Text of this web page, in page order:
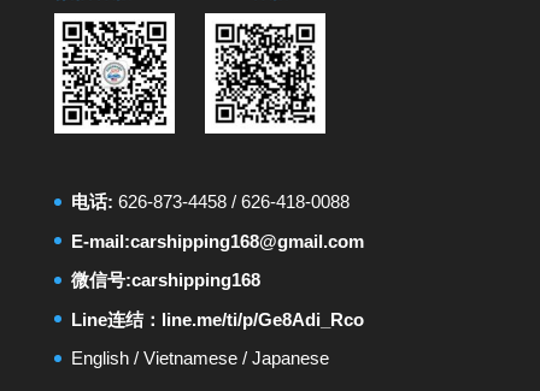
电话: 626-873-4458/ 626-418-0088
E-mail:carshipping168@gmail.com
微信号:carshipping168
Line连结： line.me/ti/p/Ge8Adi_Rco
English/ Vietnamese/ Japanese